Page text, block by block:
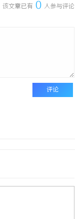
该文章已有 0 人参与评论
评论